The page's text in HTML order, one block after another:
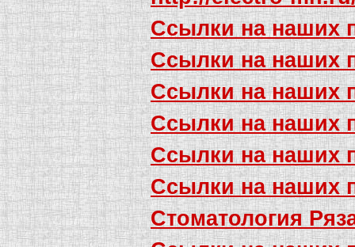
Ссылки на наших
Ссылки на наших
Ссылки на наших
Ссылки на наших
Ссылки на наших
Ссылки на наших
Стоматология